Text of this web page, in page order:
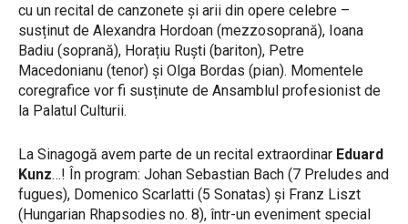
cu un recital de canzonete și arii din opere celebre –
susținut de Alexandra Hordoan (mezzosoprană), Ioana
Badiu (soprană), Horațiu Ruști (bariton), Petre
Macedonianu (tenor) și Olga Bordas (pian). Momentele
coregrafice vor fi susținute de Ansamblul profesionist de
la Palatul Culturii.
La Sinagogă avem parte de un recital extraordinar Eduard
Kunz…! În program: Johan Sebastian Bach (7 Preludes and
fugues), Domenico Scarlatti (5 Sonatas) și Franz Liszt
(Hungarian Rhapsodies no. 8), într-un eveniment special